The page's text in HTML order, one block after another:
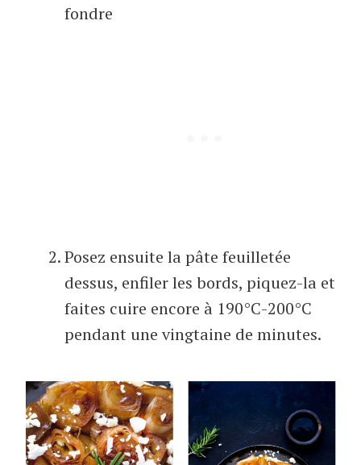
fondre
Posez ensuite la pâte feuilletée
dessus, enfiler les bords, piquez-la et
faites cuire encore à 190°C-200°C
pendant une vingtaine de minutes.